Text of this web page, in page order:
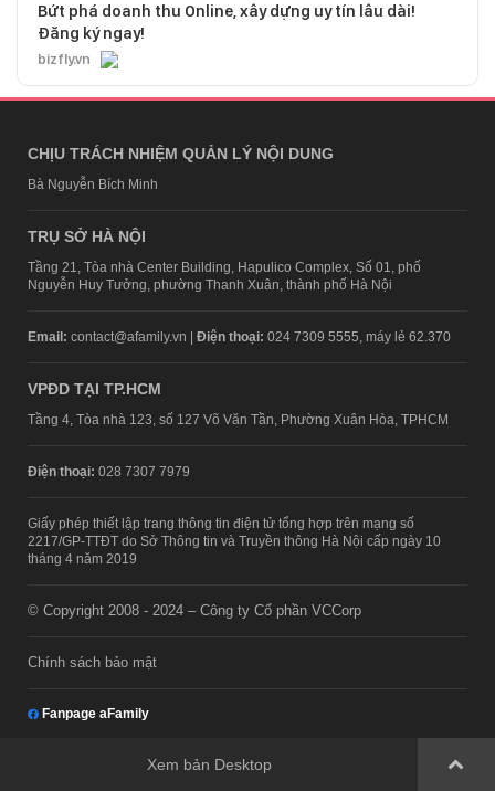
Bứt phá doanh thu Online, xây dựng uy tín lâu dài!
Đăng ký ngay!
bizfly.vn
CHỊU TRÁCH NHIỆM QUẢN LÝ NỘI DUNG
Bà Nguyễn Bích Minh
TRỤ SỞ HÀ NỘI
Tầng 21, Tòa nhà Center Building, Hapulico Complex, Số 01, phố
Nguyễn Huy Tưởng, phường Thanh Xuân, thành phố Hà Nội
Email: contact@afamily.vn | Điện thoại: 024 7309 5555, máy lẻ 62.370
VPĐD TẠI TP.HCM
Tầng 4, Tòa nhà 123, số 127 Võ Văn Tần, Phường Xuân Hòa, TPHCM
Điện thoại: 028 7307 7979
Giấy phép thiết lập trang thông tin điện tử tổng hợp trên mạng số
2217/GP-TTĐT do Sở Thông tin và Truyền thông Hà Nội cấp ngày 10
tháng 4 năm 2019
© Copyright 2008 - 2024 – Công ty Cổ phần VCCorp
Chính sách bảo mật
Fanpage aFamily
Xem bản Desktop